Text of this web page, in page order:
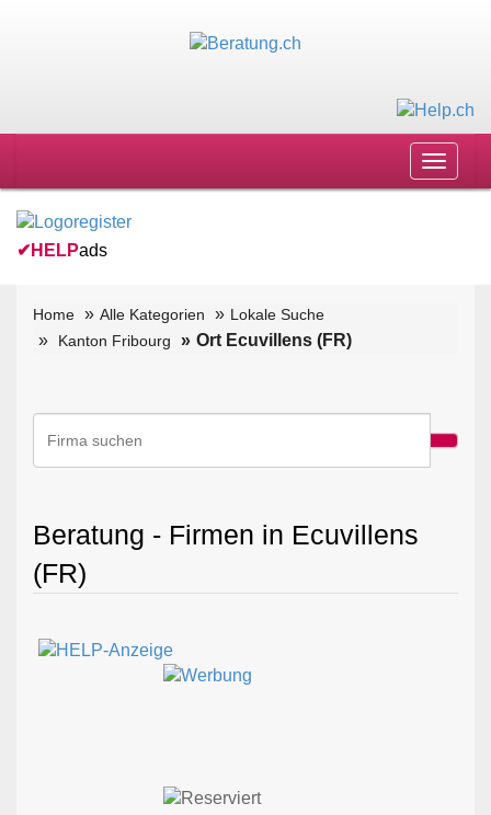
Toggle
✔ HELPads
Home Alle Kategorien
Lokale Suche
Kanton Fribourg
Ort Ecuvillens (FR)
Beratung - Firmen in Ecuvillens
(FR)